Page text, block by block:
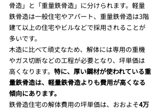
骨造」と「重量鉄骨造」に分けられます。軽量
鉄骨造は一般住宅やアパート、重量鉄骨造は3階
建て以上の住宅やビルなどで採用されることが
多いです。
木造に比べて頑丈なため、解体には専用の重機
やガス切断などの工程が必要となり、坪単価は
高くなります。 特に、厚い鋼材が使われている重
量鉄骨造は、軽量鉄骨造よりも費用が高くなる
傾向にあります。
鉄骨造住宅の解体費用の坪単価は、おおよそ4万